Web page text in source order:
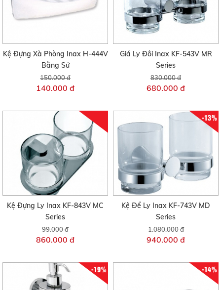
Kệ Đựng Xà Phòng Inax H-444V
Bằng Sứ
150.000 đ
140.000 đ
Giá Ly Đôi Inax KF-543V MR
Series
830.000 đ
680.000 đ
Kệ Đựng Ly Inax KF-843V MC
Series
99.000 đ
860.000 đ
-13%
Kệ Để Ly Inax KF-743V MD
Series
1.080.000 đ
940.000 đ
-19% -14%